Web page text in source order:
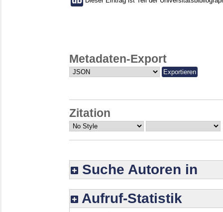
Metadaten-Export
Zitation
Suche Autoren in
Aufruf-Statistik